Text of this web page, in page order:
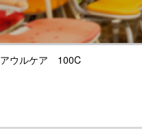
アウルケア 100C